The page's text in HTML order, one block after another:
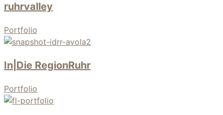
ruhrvalley
Portfolio
In|Die RegionRuhr
Portfolio